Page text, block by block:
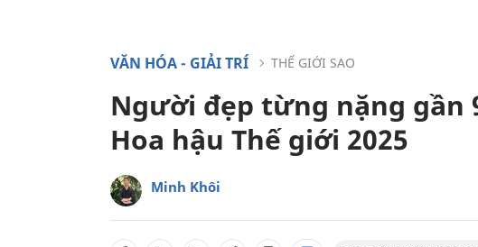
VĂN HÓA - GIẢI TRÍ THẾ GIỚI SAO
Người đẹp từng nặng gần
Hoa hậu Thế giới 2025
Minh Khôi